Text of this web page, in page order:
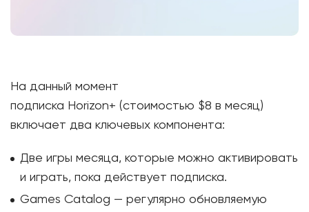
На данный момент
подписка Horizon+ (стоимостью $8 в месяц)
включает два ключевых компонента:
Две игры месяца, которые можно активировать
и играть, пока действует подписка.
Games Catalog — регулярно обновляемую